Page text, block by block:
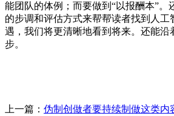
能团队的体例；而要做到“以报酬本”。
的步调和评估方式来帮帮读者找到人工
遇，我们将更清晰地看到将来。还能沿
步。
上一篇： 伪制创做者要持续制做这类内